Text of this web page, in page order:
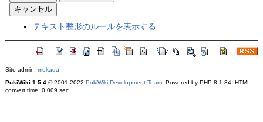
テキスト整形のルールを表示する
Site admin: mokada
PukiWiki 1.5.4© 2001-2022 PukiWiki Development Team. Powered by PHP 8.1.34. HTML
convert time: 0.009 sec.